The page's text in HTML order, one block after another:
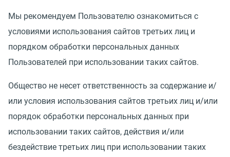
Мы рекомендуем Пользователю ознакомиться с
условиями использования сайтов третьих лиц и
порядком обработки персональных данных
Пользователей при использовании таких сайтов.
Общество не несет ответственность за содержание и/
или условия использования сайтов третьих лиц и/или
порядок обработки персональных данных при
использовании таких сайтов, действия и/или
бездействие третьих лиц при использовании таких